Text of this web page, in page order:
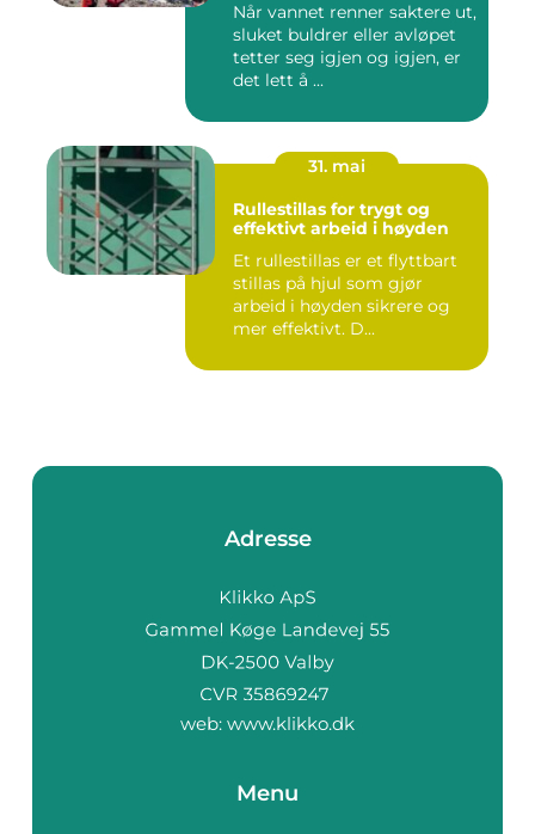
Når vannet renner saktere ut,
sluket buldrer eller avløpet
tetter seg igjen og igjen, er
det lett å ...
31. mai
Rullestillas for trygt og
effektivt arbeid i høyden
Et rullestillas er et flyttbart
stillas på hjul som gjør
arbeid i høyden sikrere og
mer effektivt. D...
Adresse
web: www.klikko.dk
Menu